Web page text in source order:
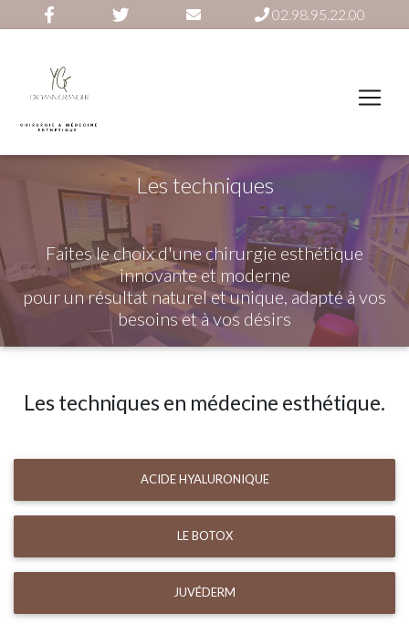
02.98.95.22.00
Les techniques
Faites le choix d'une chirurgie esthétique
innovante et moderne
pour un résultat naturel et unique, adapté à vos
besoins et à vos désirs
Les techniques en médecine esthétique.
ACIDE HYALURONIQUE
LE BOTOX
JUVÉDERM